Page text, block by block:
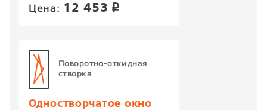
Цена: 12 453 p
Поворотно-откидная
створка
Одностворчатое окно